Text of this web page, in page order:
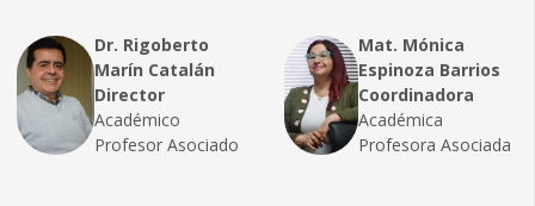
Dr. Rigoberto
Marín Catalán
Director
Académico
Profesor Asociado
Mat. Mónica
Espinoza Barrios
Coordinadora
Académica
Profesora Asociada